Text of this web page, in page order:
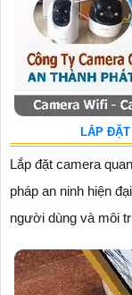
LẮP
Lắp đặt camera
pháp an ninh hiện
người dùng và môi